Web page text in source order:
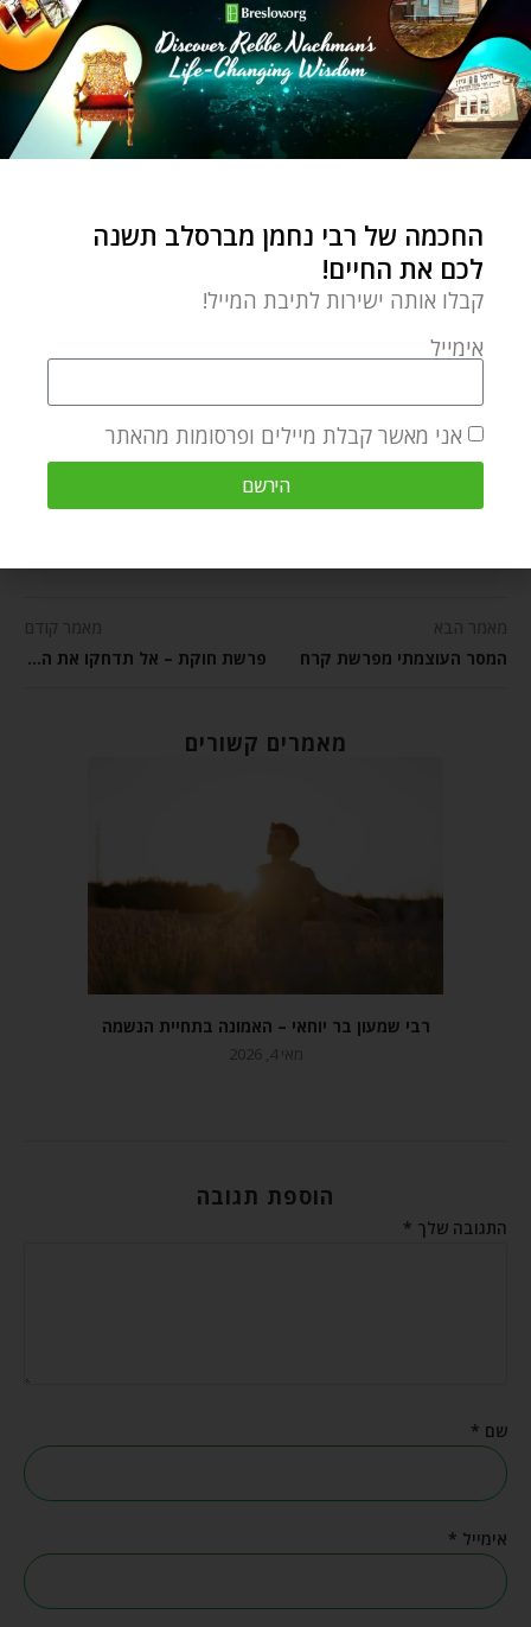
ZVI ARYEH ROSENFELD
The 11th of Kislev is the yahrzeit
of Rabbi Zvi Aryeh Rosenfeld Z"L.
He brought many to the
nuance of kedusha with down-to-
earth excitement, total faith and
grateful for a rabbi who was one-
stop source for amazing
ruchnious and gashmious advice.
So many years after his passing
מאמר הבא
המסר העוצמתי מפרשת קרח
מאמר קודם
פרשת חוקת – אל תדחקו את השעה
מאמרים קשורים
רבי שמעון בר יוחאי – האמונה בתחיית הנשמה
מאי 4, 2026
הוספת תגובה
התגובה שלך *
שם *
אימייל *
החכמה של רבי נחמן מברסלב תשנה
לכם את החיים!
קבלו אותה ישירות לתיבת המייל!
אימייל
אני מאשר קבלת מיילים ופרסומות מהאתר
הירשם